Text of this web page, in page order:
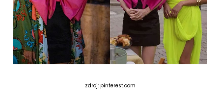
zdroj: pinterest.com